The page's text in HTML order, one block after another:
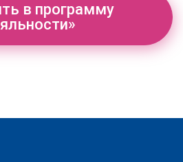
в программу